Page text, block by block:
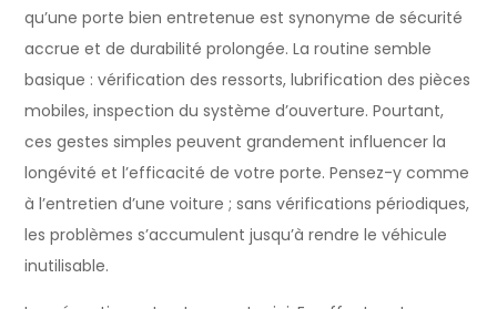
qu’une porte bien entretenue est synonyme de sécurité
accrue et de durabilité prolongée. La routine semble
basique : vérification des ressorts, lubrification des pièces
mobiles, inspection du système d’ouverture. Pourtant,
ces gestes simples peuvent grandement influencer la
longévité et l’efficacité de votre porte. Pensez-y comme
à l’entretien d’une voiture ; sans vérifications périodiques,
les problèmes s’accumulent jusqu’à rendre le véhicule
inutilisable.